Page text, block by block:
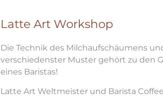
Latte Art Workshop
Die Technik des Milchaufschäumens
verschiedenster Muster gehört zu den
eines Baristas!
Latte Art Weltmeister und Barista